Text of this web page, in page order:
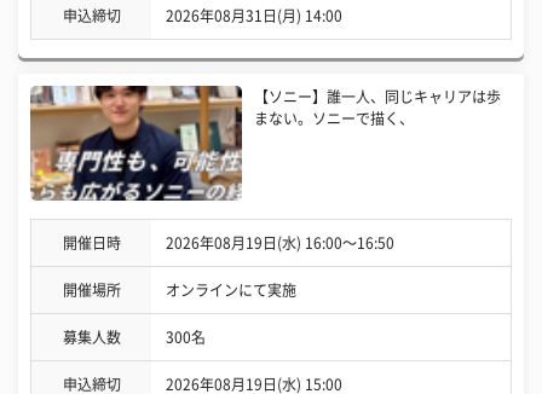
申込締切 2026年08月31日(月) 14:00
【ソニー】誰一人、同じキャリアは歩
まない。ソニーで描く、
開催日時 2026年08月19日(水) 16:00〜16:50
開催場所 オンラインにて実施
募集人数 300名
申込締切 2026年08月19日(水) 15:00